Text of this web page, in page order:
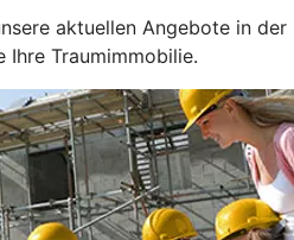
aktuellen Angebote in der
Ihre Traumimmobilie.